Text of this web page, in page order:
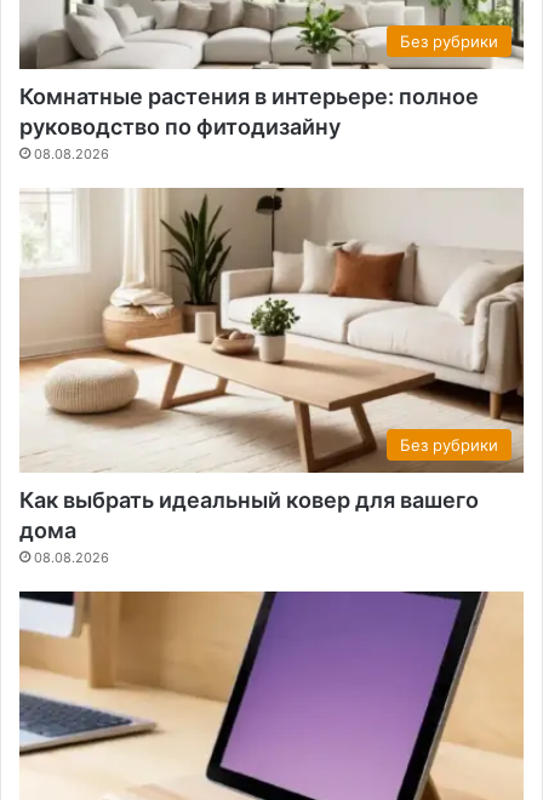
Без рубрики
Комнатные растения в интерьере: полное
руководство по фитодизайну
08.08.2026
Без рубрики
Как выбрать идеальный ковер для вашего
дома
08.08.2026